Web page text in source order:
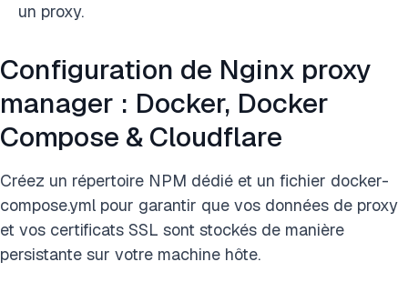
un proxy.
Configuration de Nginx proxy
manager : Docker, Docker
Compose & Cloudflare
Créez un répertoire NPM dédié et un fichier docker-
compose.yml pour garantir que vos données de proxy
et vos certificats SSL sont stockés de manière
persistante sur votre machine hôte.